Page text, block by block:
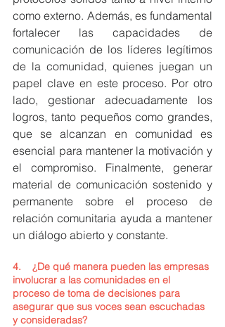
como externo. Además, es fundamental
fortalecer las capacidades de
comunicación de los líderes legítimos
de la comunidad, quienes juegan un
papel clave en este proceso. Por otro
lado, gestionar adecuadamente los
logros, tanto pequeños como grandes,
que se alcanzan en comunidad es
esencial para mantener la motivación y
el compromiso. Finalmente, generar
material de comunicación sostenido y
permanente sobre el proceso de
relación comunitaria ayuda a mantener
un diálogo abierto y constante.
4. ¿De qué manera pueden las empresas
involucrar a las comunidades en el
proceso de toma de decisiones para
asegurar que sus voces sean escuchadas
y consideradas?